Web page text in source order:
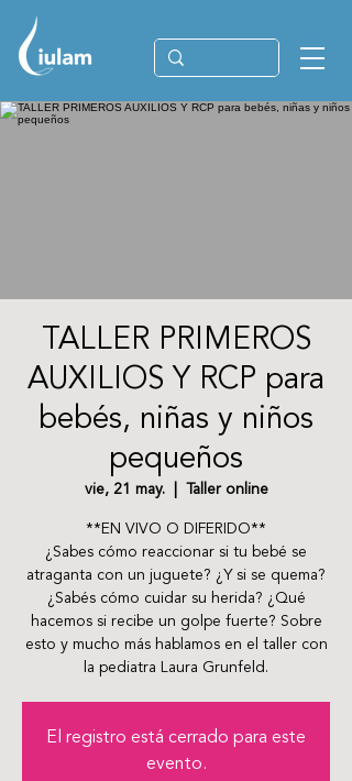
TALLER PRIMEROS
AUXILIOS Y RCP para
bebés, niñas y niños
pequeños
vie, 21 may.
  |
Taller online
**EN VIVO O DIFERIDO**
¿Sabes cómo reaccionar si tu bebé se
atraganta con un juguete? ¿Y si se quema?
¿Sabés cómo cuidar su herida? ¿Qué
hacemos si recibe un golpe fuerte? Sobre
esto y mucho más hablamos en el taller con
la pediatra Laura Grunfeld.
El registro está cerrado para este
evento.